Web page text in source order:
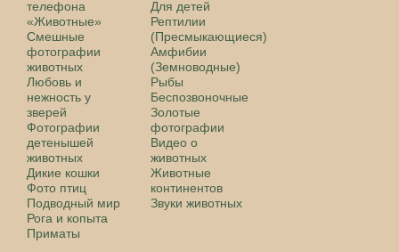
телефона
«Животные»
Смешные
фотографии
животных
Любовь и
нежность у
зверей
Фотографии
детенышей
животных
Дикие кошки
Фото птиц
Подводный мир
Рога и копыта
Приматы
Для детей
Рептилии
(Пресмыкающиеся)
Амфибии
(Земноводные)
Рыбы
Беспозвоночные
Золотые
фотографии
Видео о
животных
Животные
континентов
Звуки животных